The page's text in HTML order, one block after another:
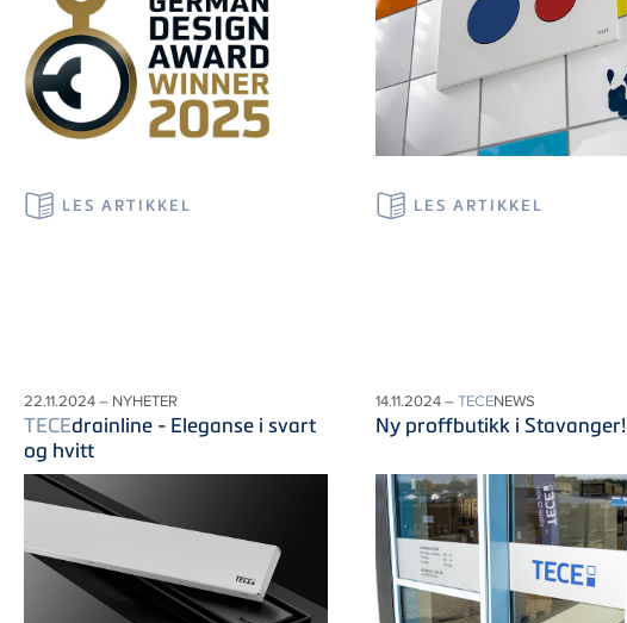
LES ARTIKKEL LES ARTIKKEL
22.11.2024 – NYHETER
TECEdrainline - Eleganse i svart
og hvitt
14.11.2024 –TECENEWS
Ny proffbutikk i Stavanger!